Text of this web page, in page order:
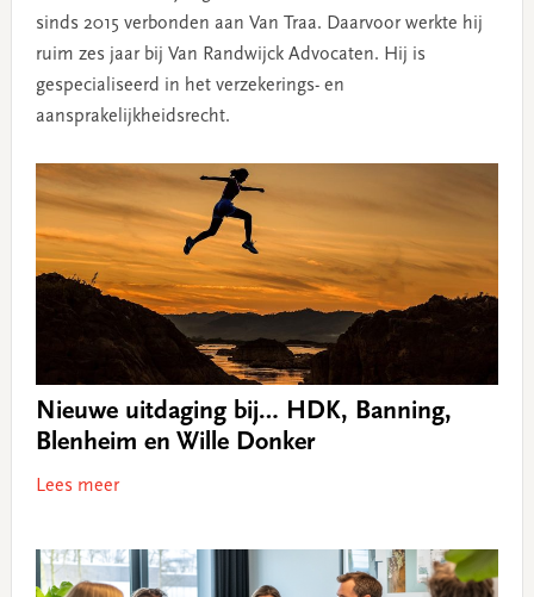
sinds 2015 verbonden aan Van Traa. Daarvoor werkte hij
ruim zes jaar bij Van Randwijck Advocaten. Hij is
gespecialiseerd in het verzekerings- en
aansprakelijkheidsrecht.
Nieuwe uitdaging bij… HDK, Banning,
Blenheim en Wille Donker
Lees meer